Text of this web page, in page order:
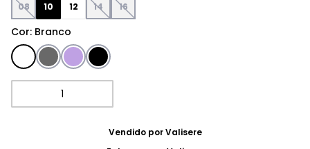
Cor: Branco
08 10 12 14 16
Vendido porValisere